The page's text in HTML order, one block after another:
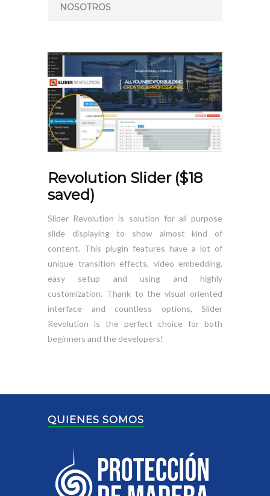
NOSOTROS
Revolution Slider ($18
saved)
Slider Revolution is solution for all purpose
slide displaying to show almost kind of
content. This plugin features have a lot of
unique transition effects, video embedding,
easy setup and using and highly
customization. Thank to the visual oriented
interface and countless options, Slider
Revolution is the perfect choice for both
beginners and the developers!
QUIENES SOMOS